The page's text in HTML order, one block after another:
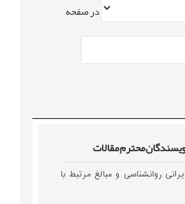
در صفحه
محترم مقالات
روانشناسی و مبالغ مرتبط با